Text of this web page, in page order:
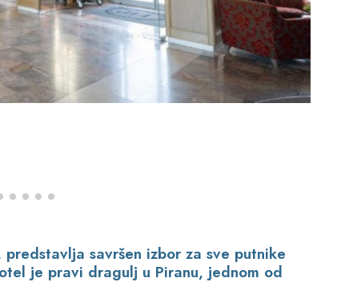
savršen izbor za sve putnike
je pravi dragulj u Piranu, jednom od